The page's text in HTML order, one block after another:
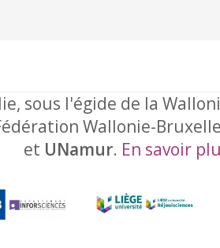
sous l'égide de la
Wallonie-
et UNamur. En savoir